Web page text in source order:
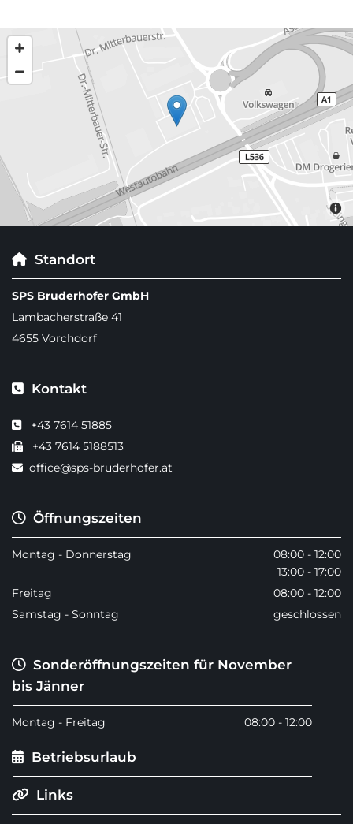
 Standort
SPS Bruderhofer GmbH
Lambacherstraße 41
4655 Vorchdorf
 Kontakt
 +43 7614 51885
 +43 7614 5188513
 office@sps-bruderhofer.at
Öffnungszeiten
Montag - Donnerstag
08:00 - 12:00
13:00 - 17:00
Freitag
08:00 - 12:00
Samstag - Sonntag
geschlossen
Sonderöffnungszeiten für November
bis Jänner
Montag - Freitag 08:00 - 12:00
 Betriebsurlaub
 Links